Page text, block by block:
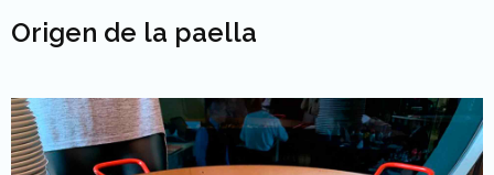
Origen de la paella